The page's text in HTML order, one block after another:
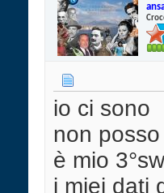
io ci sono
non
è mio
i miei dati